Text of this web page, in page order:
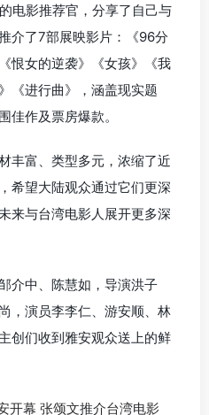
电影推荐官，分享了自己与
介了7部展映影片：《96分
恨女的逆袭》《女孩》《我
《进行曲》，涵盖现实题
佳作及票房爆款。
丰富、类型多元，浓缩了近
希望大陆观众通过它们更深
来与台湾电影人展开更多深
介中、陈慧如，导演洪子
，演员李李仁、游安顺、林
创们收到雅安观众送上的鲜